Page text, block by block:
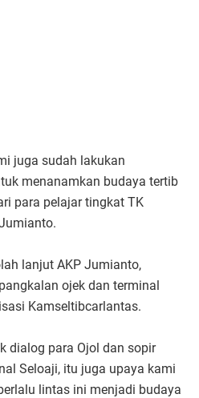
juga sudah lakukan
menanamkan budaya tertib
para pelajar tingkat TK
lanjut AKP Jumianto,
ojek dan terminal
Kamseltibcarlantas.
dialog para Ojol dan sopir
Seloaji, itu juga upaya kami
lintas ini menjadi budaya